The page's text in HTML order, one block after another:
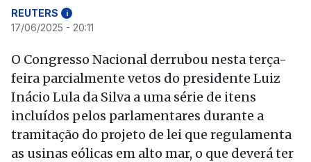
REUTERS i
17/06/2025 - 20:11
O Congresso Nacional derrubou nesta terça-
feira parcialmente vetos do presidente Luiz
Inácio Lula da Silva a uma série de itens
incluídos pelos parlamentares durante a
tramitação do projeto de lei que regulamenta
as usinas eólicas em alto mar, o que deverá ter